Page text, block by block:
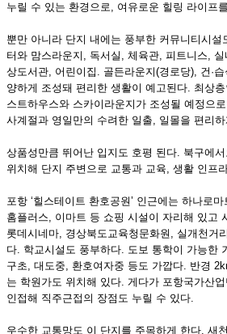
누릴 수 있는 환경으로, 여유로운 힐링 라이프
뿐만 아니라 단지 내에는 풍부한 커뮤니티시설
터와 맘스라운지, 독서실, 체육관, 피트니스,
상도서관, 어린이집. 골든라운지(경로당), 건·
양하게 조성돼 편리한 생활이 예고된다. 최상
스트하우스와 스카이라운지가 조성될 예정으
사계절과 영일만의 수려한 일출, 일몰을 편리
상품성만큼 뛰어난 입지도 호평 된다. 북구에
위치해 단지 주변으로 교통과 교육, 생활 인프
포항 ‘힐스테이트 환호공원’ 인근에는 하나로
홈플러스, 이마트 등 쇼핑 시설이 자리해 있고
롯데시네마, 경상북도교육청문화원, 실개천거
다. 학교시설도 풍부하다. 도보 통학이 가능한
구초, 대도중, 환호여자중 등도 가깝다. 반경
는 학원가도 위치해 있다. 게다가 포항국가산
인접해 직주근접의 장점도 누릴 수 있다.
우수한 교통망도 이 단지를 주목하게 한다. 새